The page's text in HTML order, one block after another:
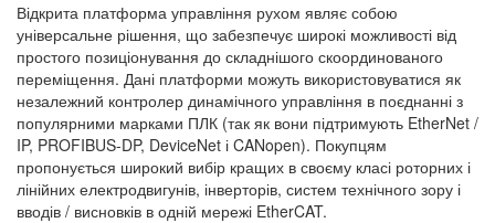
Відкрита платформа управління рухом являє собою
універсальне рішення, що забезпечує широкі можливості від
простого позиціонування до складнішого скоординованого
переміщення. Дані платформи можуть використовуватися як
незалежний контролер динамічного управління в поєднанні з
популярними марками ПЛК (так як вони підтримують EtherNet /
IP, PROFIBUS-DP, DeviceNet і CANopen). Покупцям
пропонується широкий вибір кращих в своєму класі роторних і
лінійних електродвигунів, інверторів, систем технічного зору і
вводів / висновків в одній мережі EtherCAT.